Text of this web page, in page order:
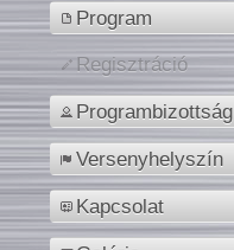
Program
Regisztráció
Programbizottság
Versenyhelyszín
Kapcsolat